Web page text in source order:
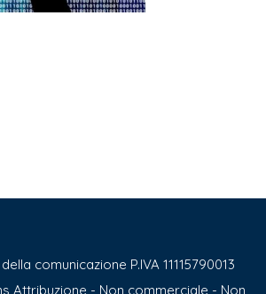
comunicazione P.IVA 11115790013
Attribuzione - Non commerciale - Non